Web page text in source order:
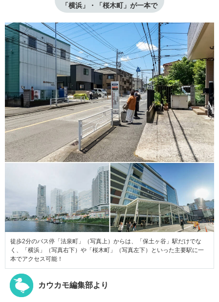
「横浜」・「桜木町」が一本で
徒歩2分のバス停「法泉町」（写真上）からは、「保土ヶ谷」駅だけでな
く、「横浜」（写真右下）や「桜木町」（写真左下）といった主要駅に一
本でアクセス可能！
カウカモ編集部より